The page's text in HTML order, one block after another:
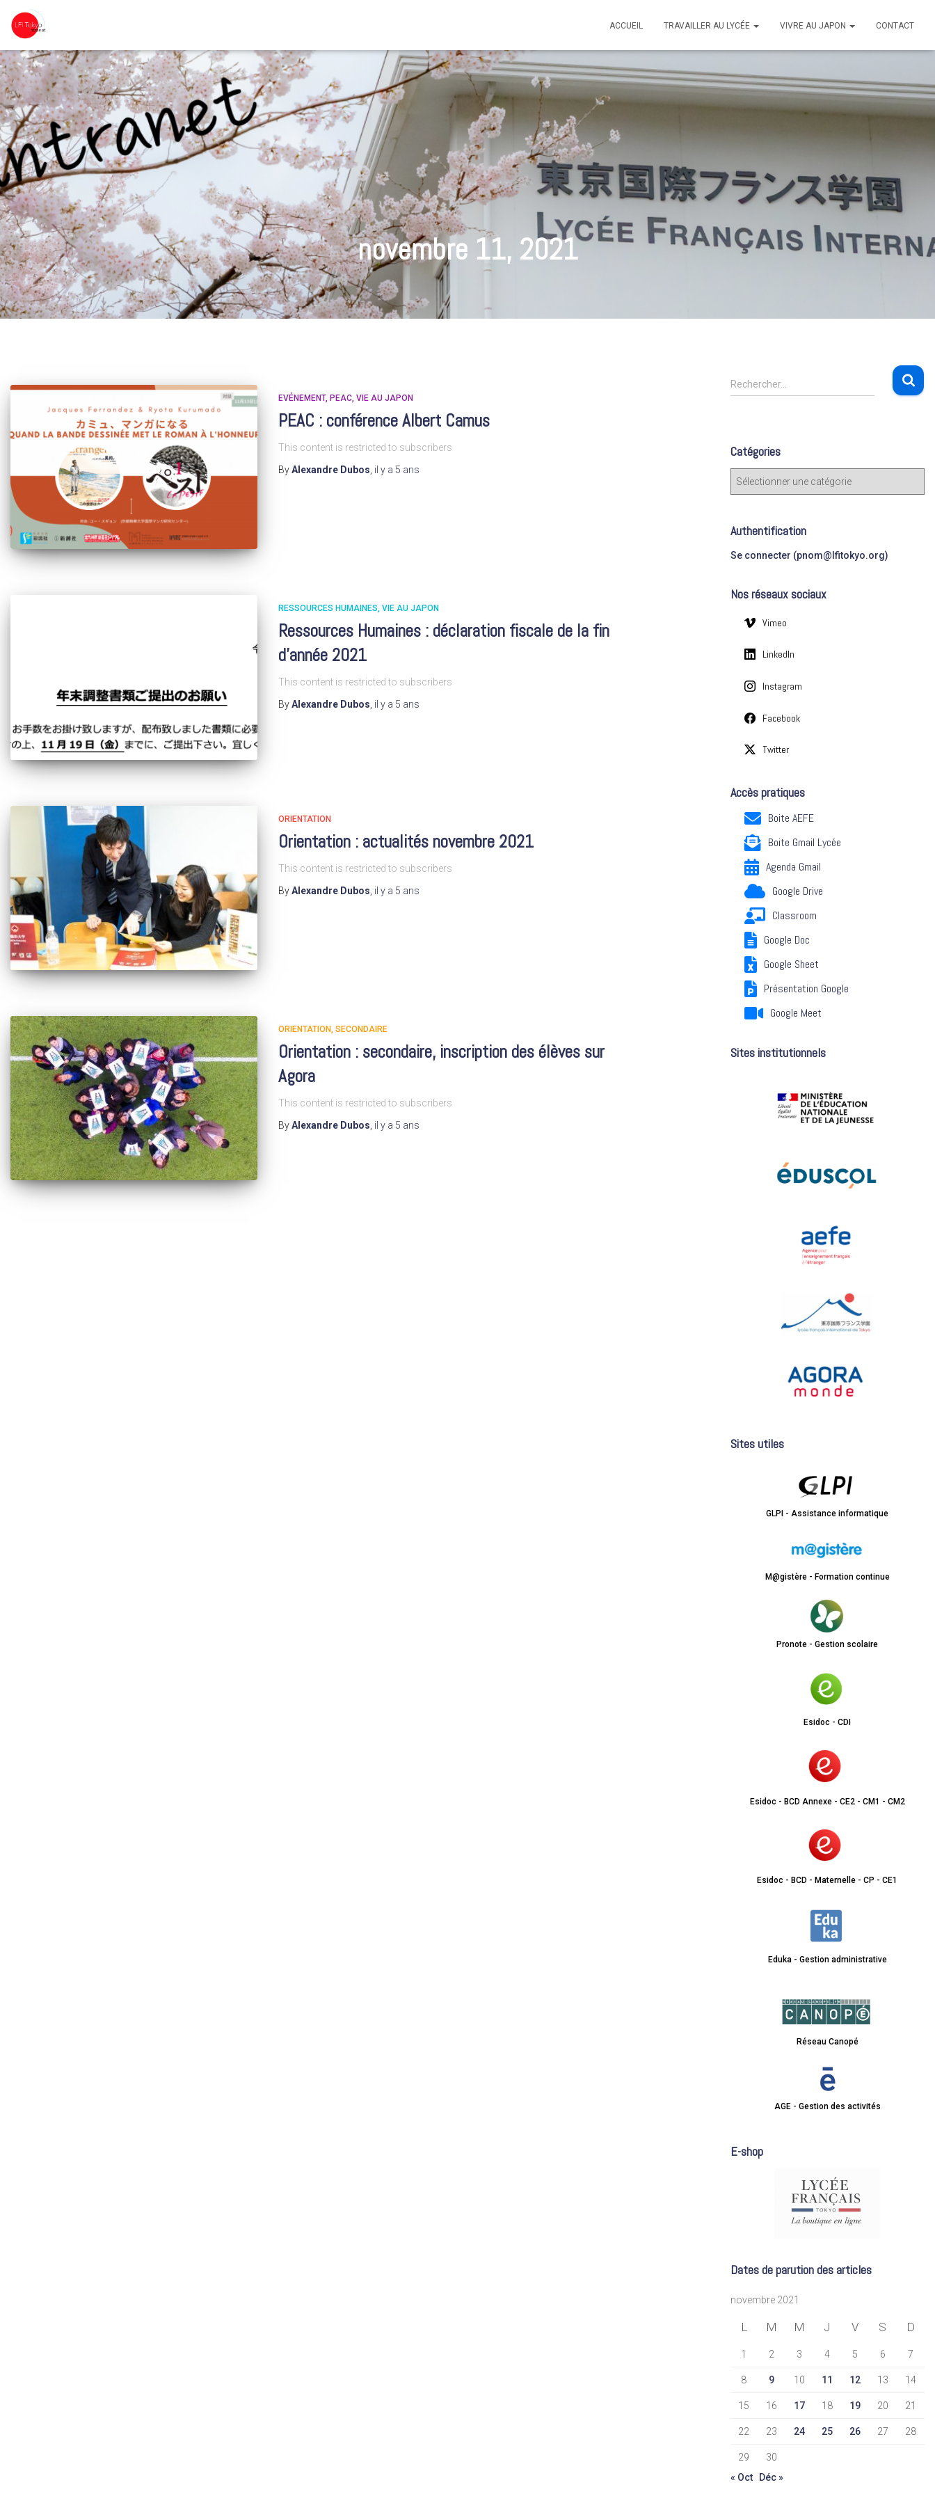
ACCUEIL TRAVAILLER AU LYCÉE VIVRE AU JAPON CONTACT
novembre 11, 2021
EVÉNEMENT PEAC VIE AU JAPON
PEAC : conférence Albert Camus
This content is restricted to subscribers
ByAlexandre Dubos il y a 5 ans
RESSOURCES HUMAINES VIE AU JAPON
Ressources Humaines : déclaration fiscale de la fin
d’année 2021
This content is restricted to subscribers
ByAlexandre Dubos, il y a 5 ans
ORIENTATION
Orientation : actualités novembre 2021
This content is restricted to subscribers
ByAlexandre Dubos il y a 5 ans
ORIENTATION SECONDAIRE
Orientation : secondaire, inscription des élèves sur
Agora
This content is restricted to subscribers
ByAlexandre Dubos il y a 5 ans
R
e
r
c
Rechercher…
Catégories
C
g
o
e
Authentification
Se connecter (pnom@lfitokyo.org)
Nos réseaux sociaux
Vimeo
LinkedIn
Instagram
Facebook
Twitter
Accès pratiques
Boite AEFE
Boite Gmail Lycée
Agenda Gmail
Google Drive
Classroom
Google Doc
Google Sheet
Présentation Google
Google Meet
Sites institutionnels
Sites utiles
GLPI - Assistance informatique
M@gistère - Formation continue
Pronote - Gestion scolaire
Esidoc - CDI
Esidoc - BCD Annexe - CE2 - CM1 - CM2
Esidoc - BCD - Maternelle - CP - CE1
Eduka - Gestion administrative
Réseau Canopé
AGE - Gestion des activités
E-shop
Dates de parution des articles
novembre 2021
L M M J V S D
1 2 3 4 5 6 7
8 9 10 11 12 13 14
15 16 17 18 19 20 21
22 23 24 25 26 27 28
29
30
« Oct
Déc »